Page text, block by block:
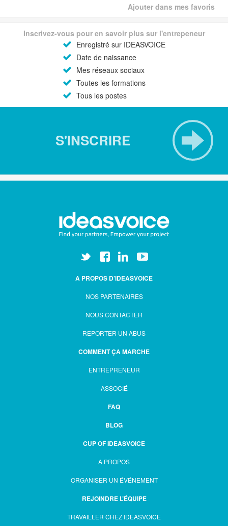
Ajouter dans mes favoris
Inscrivez-vous pour en savoir plus sur l'entrepeneur
Enregistré sur IDEASVOICE
Date de naissance
Mes réseaux sociaux
Toutes les formations
Tous les postes
S'INSCRIRE
A PROPOS D’IDEASVOICE
NOS PARTENAIRES
NOUS CONTACTER
REPORTER UN ABUS
COMMENT ÇA MARCHE
ENTREPRENEUR
ASSOCIÉ
FAQ
BLOG
CUP OF IDEASVOICE
A PROPOS
ORGANISER UN ÉVÉNEMENT
REJOINDRE L’ÉQUIPE
TRAVAILLER CHEZ IDEASVOICE